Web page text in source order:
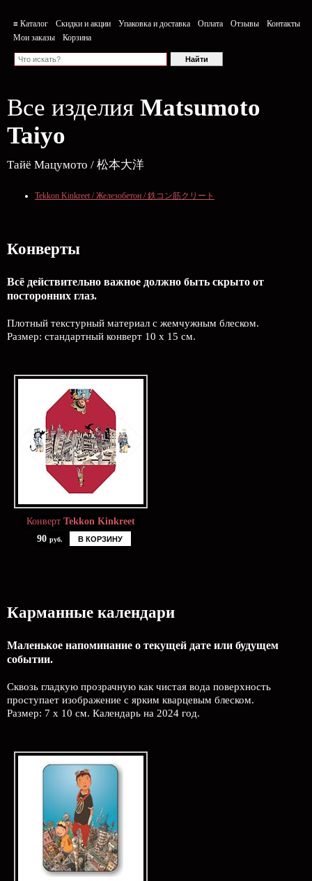
≡ Каталог Скидки и акции Упаковка и доставка Оплата Отзывы
Контакты
Мои заказы
Корзина
Все изделия Matsumoto
Taiyo
Тайё Мацумото / 松本大洋
Tekkon Kinkreet / Железобетон / 鉄コン筋クリート
Конверты
Всё действительно важное должно быть скрыто от
посторонних глаз.
Плотный текстурный материал с жемчужным блеском.
Размер: стандартный конверт 10 х 15 см.
Конверт Tekkon Kinkreet
90 руб. В КОРЗИНУ
Карманные календари
Маленькое напоминание о текущей дате или будущем
событии.
Сквозь гладкую прозрачную как чистая вода поверхность
проступает изображение с ярким кварцевым блеском.
Размер: 7 х 10 см. Календарь на 2024 год.